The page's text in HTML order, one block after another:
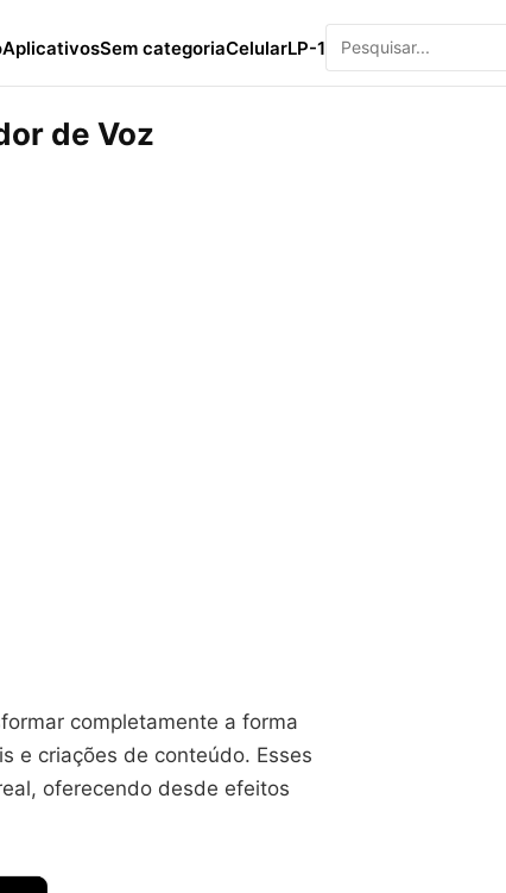
AplicativosSem categoriaCelularLP-1
de Voz
completamente a forma
e criações de conteúdo. Esses
oferecendo desde efeitos